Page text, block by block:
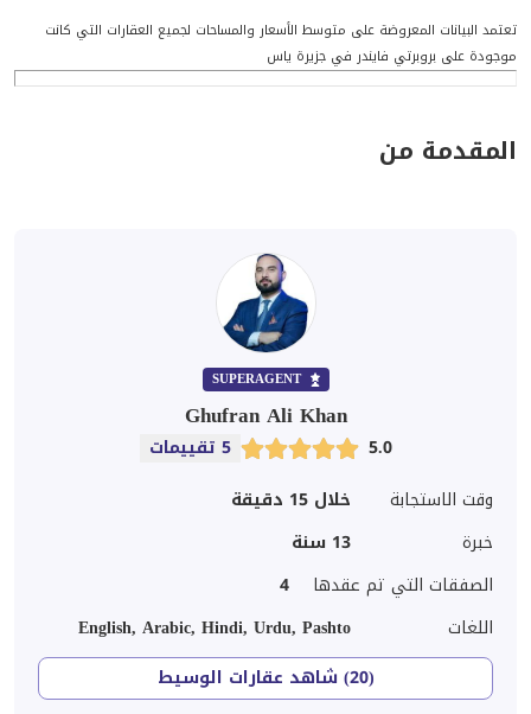
تعتمد البيانات المعروضة على متوسط الأسعار والمساحات لجميع العقارات التي كانت
موجودة على بروبرتي فايندر في جزيرة ياس
المقدمة من
SUPERAGENT
Ghufran Ali Khan
5.0
5 تقييمات
وقت الاستجابة
خلال 15 دقيقة
خبرة
13 سنة
الصفقات التي تم عقدها
4
اللغات
English, Arabic, Hindi, Urdu, Pashto
(20) شاهد عقارات الوسيط